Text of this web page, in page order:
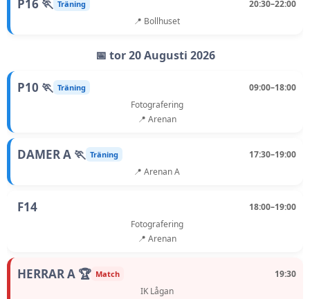
P16 🏃 Träning
20:30–22:00
📍 Bollhuset
📅 tor 20 Augusti 2026
P10 🏃 Träning
09:00–18:00
Fotografering
📍 Arenan
DAMER A 🏃 Träning
17:30–19:00
📍 Arenan A
F14
18:00–19:00
Fotografering
📍 Arenan
HERRAR A 🏆 Match
19:30
IK Lågan